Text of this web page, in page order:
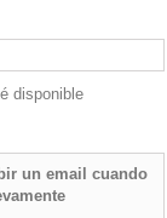
disponible
un email cuando